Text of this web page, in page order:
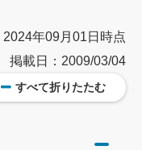
年09月01日時点
掲載日：2009/03/04
すべて折りたたむ